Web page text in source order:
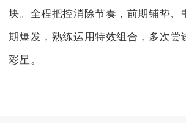
块。全程把控消除节奏，前期铺垫、
期爆发，熟练运用特效组合，多次尝
彩星。